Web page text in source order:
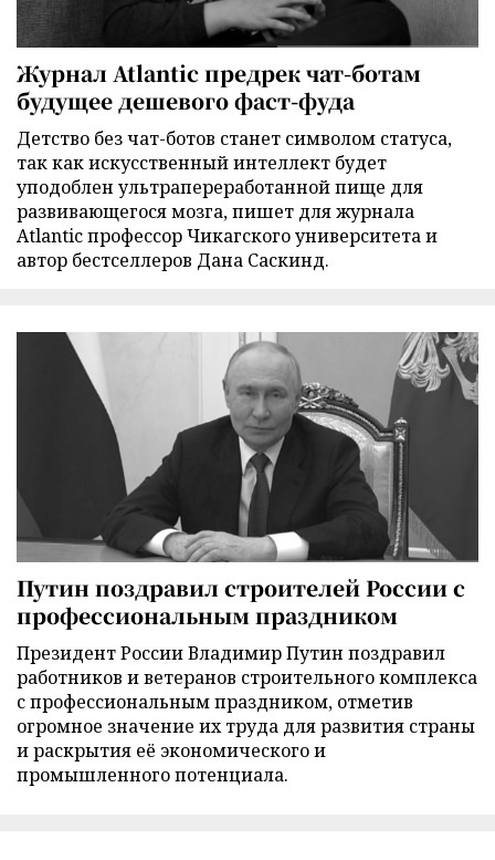
Журнал Atlantic предрек чат-ботам
будущее дешевого фаст-фуда
Детство без чат-ботов станет символом статуса,
так как искусственный интеллект будет
уподоблен ультрапереработанной пище для
развивающегося мозга, пишет для журнала
Atlantic профессор Чикагского университета и
автор бестселлеров Дана Саскинд.
Путин поздравил строителей России с
профессиональным праздником
Президент России Владимир Путин поздравил
работников и ветеранов строительного комплекса
с профессиональным праздником, отметив
огромное значение их труда для развития страны
и раскрытия её экономического и
промышленного потенциала.